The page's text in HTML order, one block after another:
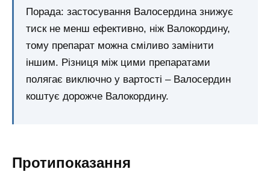
Порада: застосування Валосердина знижує
тиск не менш ефективно, ніж Валокордину,
тому препарат можна сміливо замінити
іншим. Різниця між цими препаратами
полягає виключно у вартості – Валосердин
коштує дорожче Валокордину.
Протипоказання